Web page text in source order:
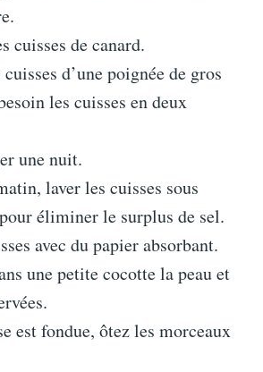
cuisses de canard.
d’une poignée de gros
les cuisses en deux
une nuit.
laver les cuisses sous
éliminer le surplus de sel.
avec du papier absorbant.
une petite cocotte la peau et
est fondue, ôtez les morceaux